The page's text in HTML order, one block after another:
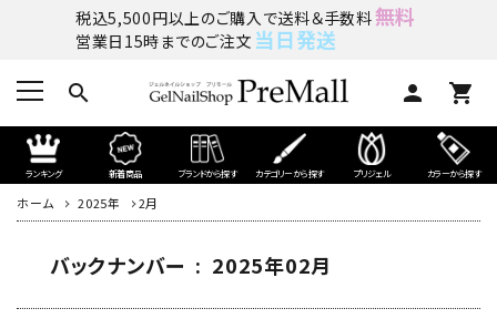
税込5,500円以上のご購入で送料＆手数料無料
営業日15時までのご注文 当日発送
search person shopping_cart
ランキング 新着商品 ブランドから探す カテゴリーから探す プリジェル カラーから探す
ホーム 2025年 2月
バックナンバー : 2025年02月